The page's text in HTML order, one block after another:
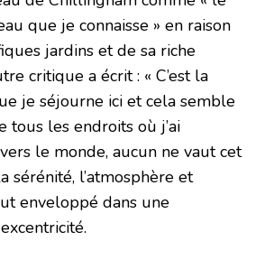
que je connaisse » en raison
jardins et de sa riche
critique a écrit : « C’est la
je séjourne ici et cela semble
tous les endroits où j’ai
le monde, aucun ne vaut cet
sérénité, l’atmosphère et
enveloppé dans une